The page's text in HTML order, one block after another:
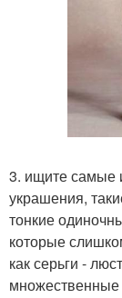
3. ищите самые
украшения,
тонкие
которые
как серьги -